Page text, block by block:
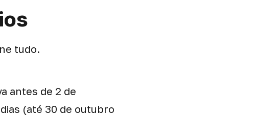
tudo.
antes de 2 de
(até 30 de outubro